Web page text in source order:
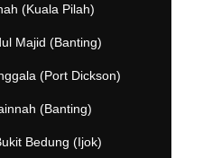
(Kuala Pilah)
Majid (Banting)
(Port Dickson)
(Banting)
Bedung (Ijok)